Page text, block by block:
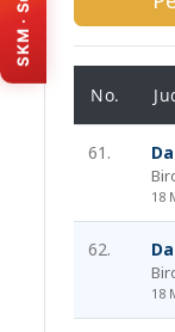
No.
61.
18
62.
18
Bantu kami
e-PPID
melalui portal
Isi